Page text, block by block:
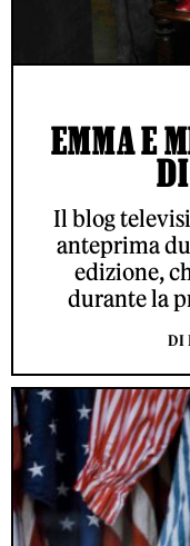
EMMA E
Il blog
anteprima
edizione,
durante la
DI